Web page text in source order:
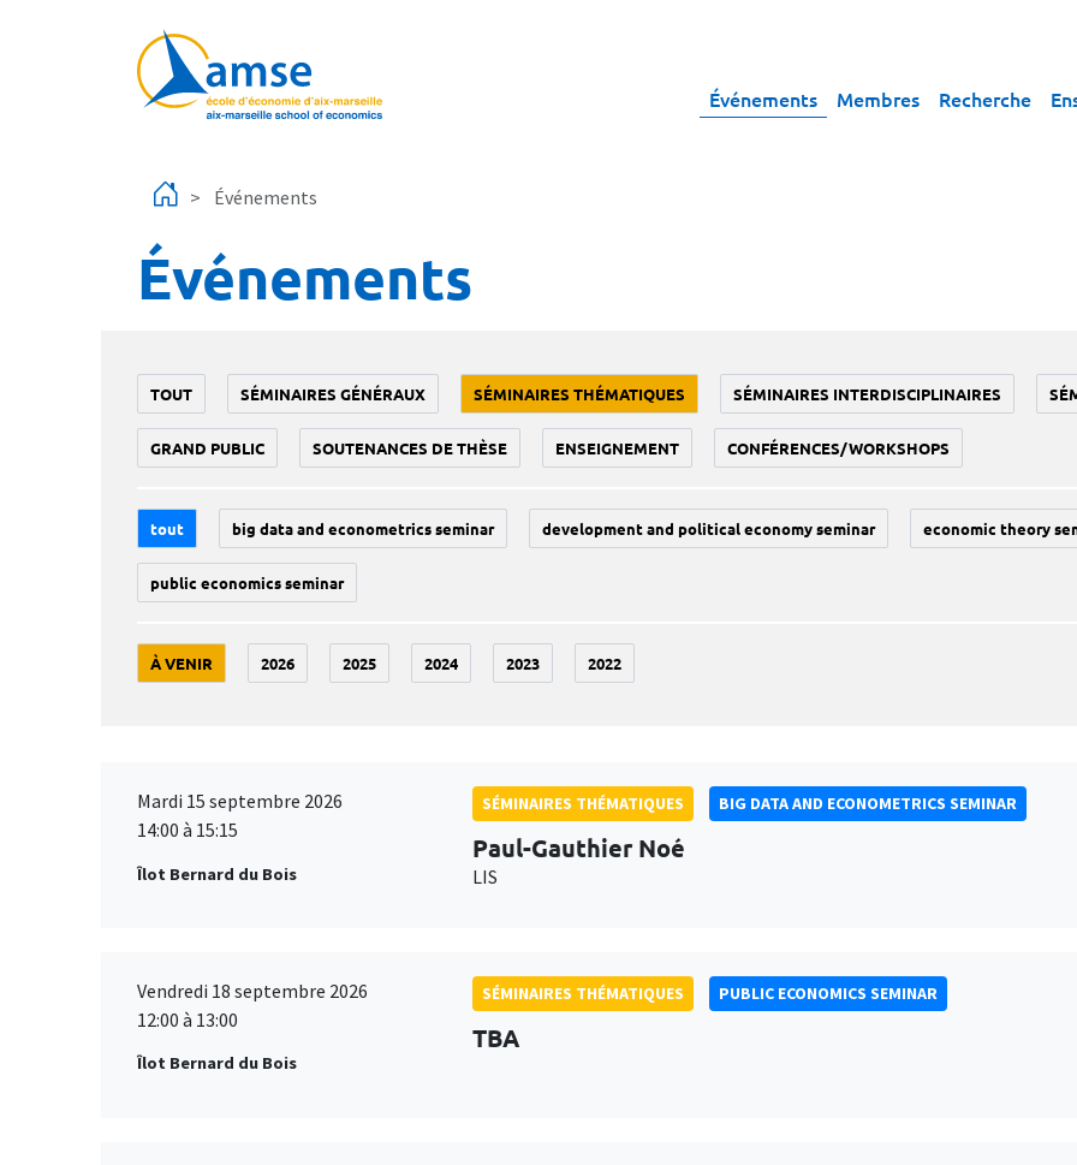
Événements Membres Recherche
Événements
Événements
TOUT SÉMINAIRES GÉNÉRAUX SÉMINAIRES THÉMATIQUES SÉMINAIRES INTERDISCIPLINAIRES
GRAND PUBLIC SOUTENANCES DE THÈSE ENSEIGNEMENT CONFÉRENCES/WORKSHOPS
tout big data and econometrics seminar development and political economy seminar economic theory
public economics seminar
À VENIR 2026 2025 2024 2023 2022
Mardi 15 septembre 2026
14:00 à 15:15
Îlot Bernard du Bois
SÉMINAIRES THÉMATIQUES BIG DATA AND ECONOMETRICS SEMINAR
Paul-Gauthier Noé
LIS
Vendredi 18 septembre 2026
12:00 à 13:00
Îlot Bernard du Bois
SÉMINAIRES THÉMATIQUES PUBLIC ECONOMICS SEMINAR
TBA